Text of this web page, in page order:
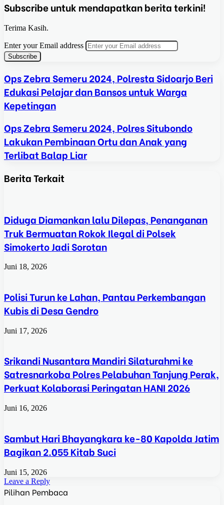
Subscribe untuk mendapatkan berita terkini!
Terima Kasih.
Enter your Email address
Ops Zebra Semeru 2024, Polresta Sidoarjo Beri
Edukasi Pelajar dan Bansos untuk Warga
Kepetingan
Ops Zebra Semeru 2024, Polres Situbondo
Lakukan Pembinaan Ortu dan Anak yang
Terlibat Balap Liar
Berita Terkait
Diduga Diamankan lalu Dilepas, Penanganan
Truk Bermuatan Rokok Ilegal di Polsek
Simokerto Jadi Sorotan
Juni 18, 2026
Polisi Turun ke Lahan, Pantau Perkembangan
Kubis di Desa Gendro
Juni 17, 2026
Srikandi Nusantara Mandiri Silaturahmi ke
Satresnarkoba Polres Pelabuhan Tanjung Perak,
Perkuat Kolaborasi Peringatan HANI 2026
Juni 16, 2026
Sambut Hari Bhayangkara ke-80 Kapolda Jatim
Bagikan 2.055 Kitab Suci
Juni 15, 2026
Leave a Reply
Pilihan Pembaca